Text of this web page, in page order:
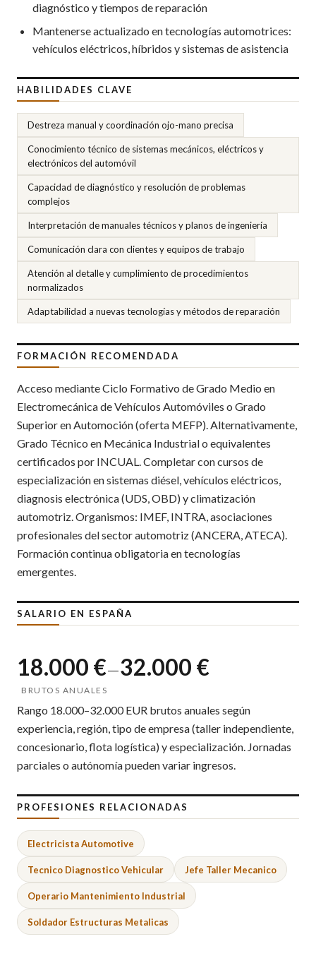
diagnóstico y tiempos de reparación
Mantenerse actualizado en tecnologías automotrices:
vehículos eléctricos, híbridos y sistemas de asistencia
HABILIDADES CLAVE
Destreza manual y coordinación ojo-mano precisa
Conocimiento técnico de sistemas mecánicos, eléctricos y
electrónicos del automóvil
Capacidad de diagnóstico y resolución de problemas
complejos
Interpretación de manuales técnicos y planos de ingeniería
Comunicación clara con clientes y equipos de trabajo
Atención al detalle y cumplimiento de procedimientos
normalizados
Adaptabilidad a nuevas tecnologías y métodos de reparación
FORMACIÓN RECOMENDADA
Acceso mediante Ciclo Formativo de Grado Medio en
Electromecánica de Vehículos Automóviles o Grado
Superior en Automoción (oferta MEFP). Alternativamente,
Grado Técnico en Mecánica Industrial o equivalentes
certificados por INCUAL. Completar con cursos de
especialización en sistemas diésel, vehículos eléctricos,
diagnosis electrónica (UDS, OBD) y climatización
automotriz. Organismos: IMEF, INTRA, asociaciones
profesionales del sector automotriz (ANCERA, ATECA).
Formación continua obligatoria en tecnologías
emergentes.
SALARIO EN ESPAÑA
18.000 €—32.000 €
BRUTOS ANUALES
Rango 18.000–32.000 EUR brutos anuales según
experiencia, región, tipo de empresa (taller independiente,
concesionario, flota logística) y especialización. Jornadas
parciales o autónomía pueden variar ingresos.
PROFESIONES RELACIONADAS
Electricista Automotive
Tecnico Diagnostico Vehicular Jefe Taller Mecanico
Operario Mantenimiento Industrial
Soldador Estructuras Metalicas